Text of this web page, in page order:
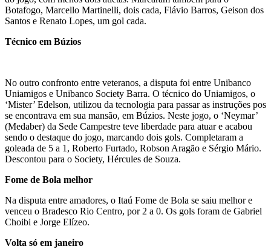
Botafogo, Marcello Martinelli, dois cada, Flávio Barros, Geison dos
Santos e Renato Lopes, um gol cada.
Técnico em Búzios
No outro confronto entre veteranos, a disputa foi entre Unibanco
Uniamigos e Unibanco Society Barra. O técnico do Uniamigos, o
‘Mister’ Edelson, utilizou da tecnologia para passar as instruções pos
se encontrava em sua mansão, em Búzios. Neste jogo, o ‘Neymar’
(Medaber) da Sede Campestre teve liberdade para atuar e acabou
sendo o destaque do jogo, marcando dois gols. Completaram a
goleada de 5 a 1, Roberto Furtado, Robson Aragão e Sérgio Mário.
Descontou para o Society, Hércules de Souza.
Fome de Bola melhor
Na disputa entre amadores, o Itaú Fome de Bola se saiu melhor e
venceu o Bradesco Rio Centro, por 2 a 0. Os gols foram de Gabriel
Choibi e Jorge Elízeo.
Volta só em janeiro